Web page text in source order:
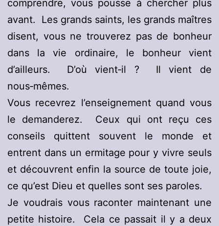
comprendre, vous pousse à chercher plus
avant. Les grands saints, les grands maîtres
disent, vous ne trouverez pas de bonheur
dans la vie ordinaire, le bonheur vient
d’ailleurs. D’où vient‑il ? Il vient de
nous‑mêmes.
Vous recevrez l’enseignement quand vous
le demanderez. Ceux qui ont reçu ces
conseils quittent souvent le monde et
entrent dans un ermitage pour y vivre seuls
et découvrent enfin la source de toute joie,
ce qu’est Dieu et quelles sont ses paroles.
Je voudrais vous raconter maintenant une
petite histoire. Cela ce passait il y a deux